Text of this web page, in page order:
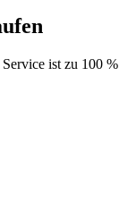
ist zu 100